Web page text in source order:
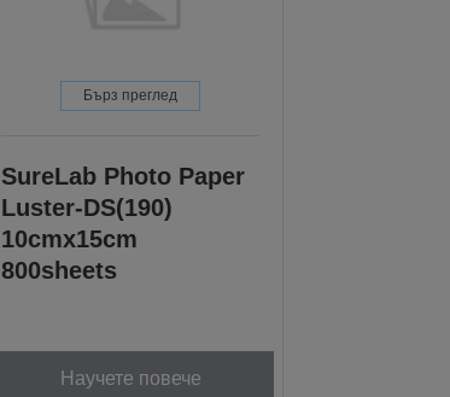
Бърз преглед
SureLab Photo Paper
Luster-DS(190)
10cmx15cm
800sheets
Научете повече